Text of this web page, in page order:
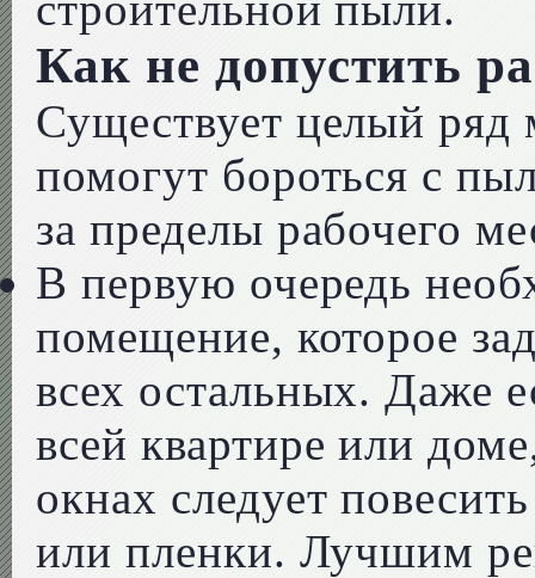
Как не допустить
Существует целый ряд
помогут бороться с
за пределы рабочего
В первую очередь
помещение, которое
всех остальных. Даже
всей квартире или
окнах следует
или пленки. Лучшим